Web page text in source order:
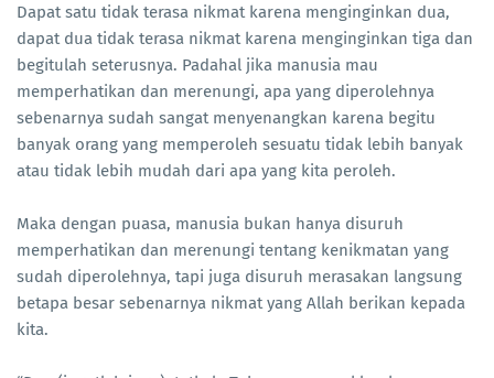
Dapat satu tidak terasa nikmat karena menginginkan dua,
dapat dua tidak terasa nikmat karena menginginkan tiga dan
begitulah seterusnya. Padahal jika manusia mau
memperhatikan dan merenungi, apa yang diperolehnya
sebenarnya sudah sangat menyenangkan karena begitu
banyak orang yang memperoleh sesuatu tidak lebih banyak
atau tidak lebih mudah dari apa yang kita peroleh.
Maka dengan puasa, manusia bukan hanya disuruh
memperhatikan dan merenungi tentang kenikmatan yang
sudah diperolehnya, tapi juga disuruh merasakan langsung
betapa besar sebenarnya nikmat yang Allah berikan kepada
kita.